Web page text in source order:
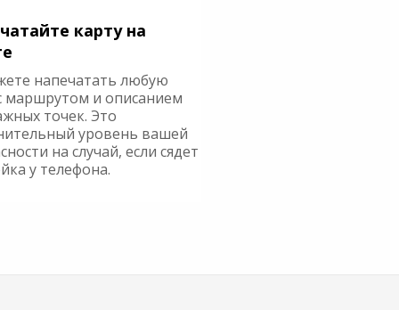
карту на
напечатать любую
маршрутом и описанием
точек. Это
уровень вашей
на случай, если сядет
у телефона.